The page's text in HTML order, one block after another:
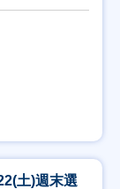
土)週末選